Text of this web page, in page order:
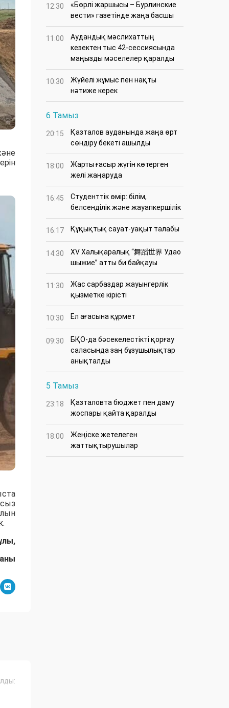
12:30
«Бөрлі жаршысы – Бурлинские
вести» газетінде жаңа басшы
11:00
Аудандық мәслихаттың
кезектен тыс 42-сессиясында
маңызды мәселелер қаралды
10:30
Жүйелі жұмыс пен нақты
нәтиже керек
6 Тамыз
20:15
Қазталов ауданында жаңа өрт
сөндіру бекеті ашылды
18:00
Жарты ғасыр жүгін көтерген
желі жаңаруда
16:45
Студенттік өмір: білім,
белсенділік және жауапкершілік
16:17 Құқықтық сауат-уақыт талабы
14:30
XV Халықаралық “舞蹈世界 Удао
шыжие” атты би байқауы
11:30
Жас сарбаздар жауынгерлік
қызметке кірісті
10:30 Ел ағасына құрмет
09:30
БҚО-да бәсекелестікті қорғау
саласында заң бұзушылықтар
анықталды
5 Тамыз
23:18
Қазталовта бюджет пен даму
жоспары қайта қаралды
18:00
Жеңіске жетелеген
жаттықтырушылар